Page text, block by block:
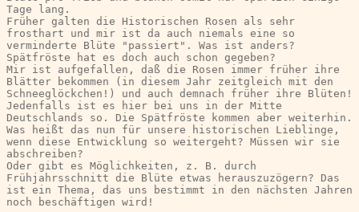
Tage lang.
Früher galten die Historischen Rosen als sehr
frosthart und mir ist da auch niemals eine so
verminderte Blüte "passiert". Was ist anders?
Spätfröste hat es doch auch schon gegeben?
Mir ist aufgefallen, daß die Rosen immer früher ihre
Blätter bekommen (in diesem Jahr zeitgleich mit den
Schneeglöckchen!) und auch demnach früher ihre Blüten!
Jedenfalls ist es hier bei uns in der Mitte
Deutschlands so. Die Spätfröste kommen aber weiterhin.
Was heißt das nun für unsere historischen Lieblinge,
wenn diese Entwicklung so weitergeht? Müssen wir sie
abschreiben?
Oder gibt es Möglichkeiten, z. B. durch
Frühjahrsschnitt die Blüte etwas herauszuzögern? Das
ist ein Thema, das uns bestimmt in den nächsten Jahren
noch beschäftigen wird!